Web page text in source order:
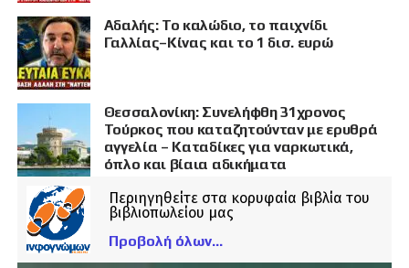
Αδαλής: Το καλώδιο, το παιχνίδι
Γαλλίας–Κίνας και το 1 δισ. ευρώ
Θεσσαλονίκη: Συνελήφθη 31χρονος
Τούρκος που καταζητούνταν με ερυθρά
αγγελία – Καταδίκες για ναρκωτικά,
όπλο και βίαια αδικήματα
Περιηγηθείτε στα κορυφαία βιβλία του
βιβλιοπωλείου μας
Προβολή όλων